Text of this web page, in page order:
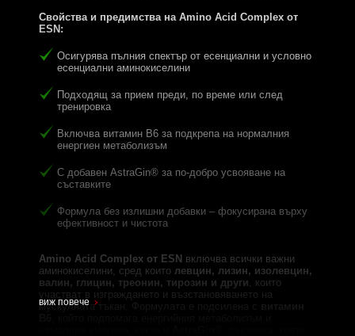
Свойства и предимства на Amino Acid Complex от
ESN:
Осигурява пълния спектър от есенциални и условно
есенциални аминокиселини
Подходящ за прием преди, по време или след
тренировка
Включва витамин B6 за подкрепа на нормалния
енергиен метаболизъм
С добавен AstraGin® за по-добро усвояване на
съставките
Формула без излишни добавки – фокусирана върху
ефективност и чистота
Amino Acid Complex от ESN включва всички важни
аминокиселини, сред които левцин, лизин, изолевцин,
валин, глицин, треонин, тирозин и други , които
участват в изграждането и възстановяването на
мускулната тъкан. Формулата е подсилена с
виж повече